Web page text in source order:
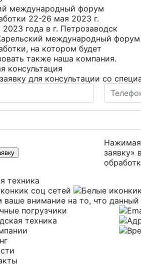
международный форум
22-26 мая 2023 г.
года в г. Петрозаводск
международный форум
на котором будет
также наша компания.
консультация
для консультации со
Нажимая
заявку»
внимание на то, что данный
погрузчики
техника